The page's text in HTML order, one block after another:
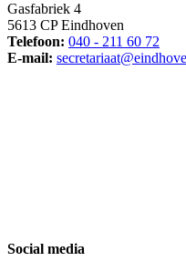
Gasfabriek 4
5613 CP Eindhoven
Telefoon: 040 - 211 60 72
E-mail:
Social media